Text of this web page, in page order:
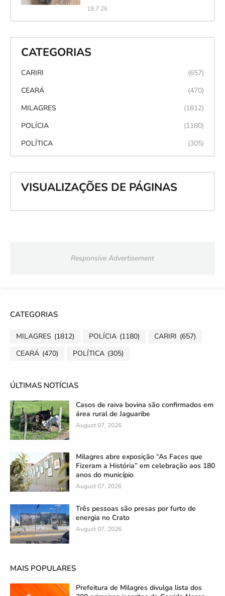
19.7.26
CATEGORIAS
CARIRI
(657)
CEARÁ
(470)
MILAGRES
(1812)
POLÍCIA
(1180)
POLÍTICA
(305)
VISUALIZAÇÕES DE PÁGINAS
Responsive Advertisement
CATEGORIAS
MILAGRES (1812) POLÍCIA (1180) CARIRI (657)
CEARÁ (470) POLÍTICA (305)
ÚLTIMAS NOTÍCIAS
Casos de raiva bovina são confirmados em
área rural de Jaguaribe
August 07, 2026
Milagres abre exposição “As Faces que
Fizeram a História” em celebração aos 180
anos do município
August 07, 2026
Três pessoas são presas por furto de
energia no Crato
August 07, 2026
MAIS POPULARES
Prefeitura de Milagres divulga lista dos